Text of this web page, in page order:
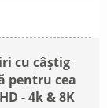
cu câștig
pentru cea
- 4k & 8K